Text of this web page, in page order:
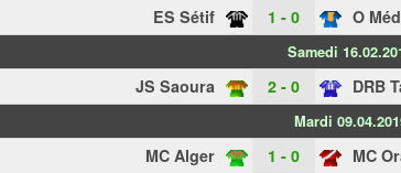
ES Sétif 1 - 0 O
Samedi
JS Saoura 2 - 0 DRB
Mardi
MC Alger 1 - 0 MC